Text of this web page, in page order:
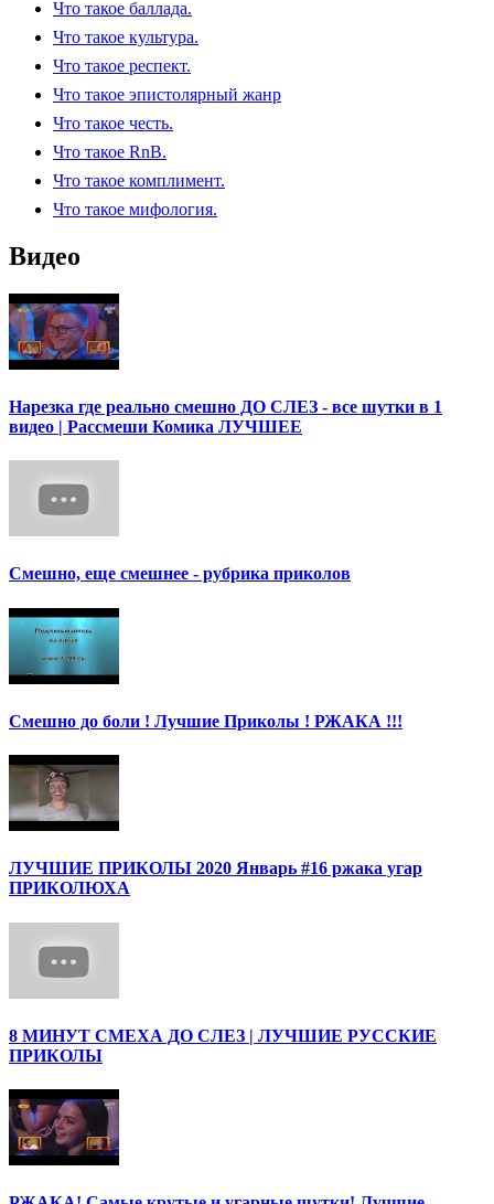
Что такое баллада.
Что такое культура.
Что такое респект.
Что такое эпистолярный жанр
Что такое честь.
Что такое RnB.
Что такое комплимент.
Что такое мифология.
Видео
Нарезка где реально смешно ДО СЛЕЗ - все шутки в 1
видео | Рассмеши Комика ЛУЧШЕЕ
Смешно, еще смешнее - рубрика приколов
Смешно до боли ! Лучшие Приколы ! РЖАКА !!!
ЛУЧШИЕ ПРИКОЛЫ 2020 Январь #16 ржака угар
ПРИКОЛЮХА
8 МИНУТ СМЕХА ДО СЛЕЗ | ЛУЧШИЕ РУССКИЕ
ПРИКОЛЫ